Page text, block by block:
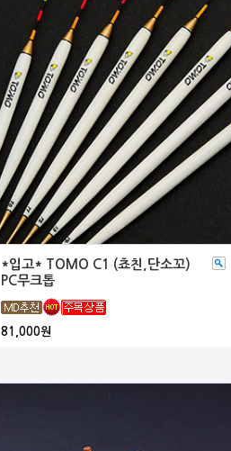
*입고* TOMO C1 (쵸친,단소꼬)
PC무크톱
81,000원